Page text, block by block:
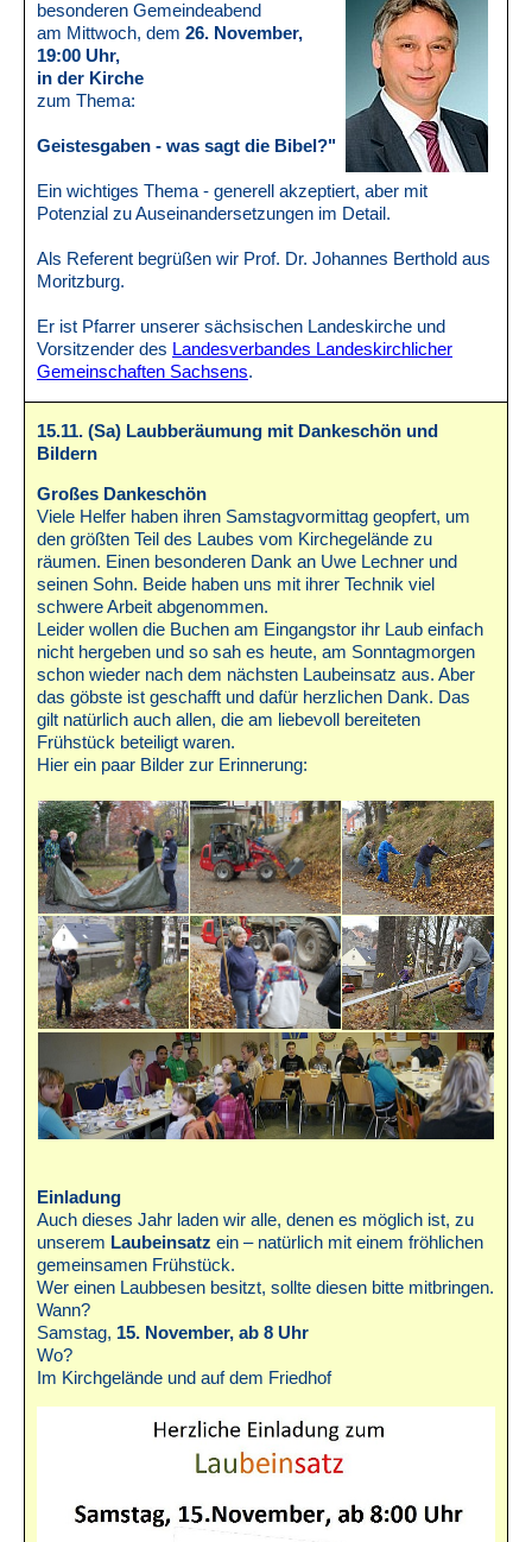
besonderen Gemeindeabend
am Mittwoch, dem 26. November,
19:00 Uhr,
in der Kirche
zum Thema:
Geistesgaben - was sagt die Bibel?"
Ein wichtiges Thema - generell akzeptiert, aber mit
Potenzial zu Auseinandersetzungen im Detail.
Als Referent begrüßen wir Prof. Dr. Johannes Berthold aus
Moritzburg.
Er ist Pfarrer unserer sächsischen Landeskirche und
Vorsitzender des Landesverbandes Landeskirchlicher
Gemeinschaften Sachsens.
15.11. (Sa) Laubberäumung mit Dankeschön und
Bildern
Großes Dankeschön
Viele Helfer haben ihren Samstagvormittag geopfert, um
den größten Teil des Laubes vom Kirchegelände zu
räumen. Einen besonderen Dank an Uwe Lechner und
seinen Sohn. Beide haben uns mit ihrer Technik viel
schwere Arbeit abgenommen.
Leider wollen die Buchen am Eingangstor ihr Laub einfach
nicht hergeben und so sah es heute, am Sonntagmorgen
schon wieder nach dem nächsten Laubeinsatz aus. Aber
das göbste ist geschafft und dafür herzlichen Dank. Das
gilt natürlich auch allen, die am liebevoll bereiteten
Frühstück beteiligt waren.
Hier ein paar Bilder zur Erinnerung:
Einladung
Auch dieses Jahr laden wir alle, denen es möglich ist, zu
unserem Laubeinsatz ein – natürlich mit einem fröhlichen
gemeinsamen Frühstück.
Wer einen Laubbesen besitzt, sollte diesen bitte mitbringen.
Wann?
Samstag, 15. November, ab 8 Uhr
Wo?
Im Kirchgelände und auf dem Friedhof